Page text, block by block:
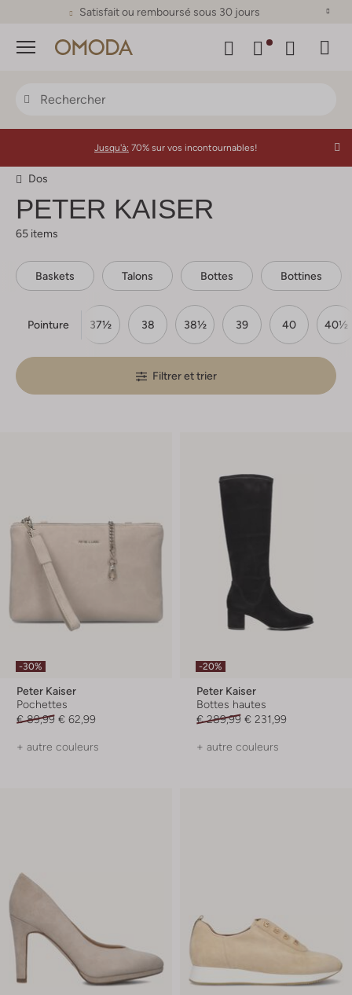
Satisfait ou remboursé sous 30 jours
Menu
Jusqu'à: 70% sur vos incontournables!
Dos
PETER KAISER
65 items
Baskets Talons Bottes Bottines
Pointure
37 37½ 38 38½ 39 40 40½
Filtrer et trier
-30%
Peter Kaiser
Pochettes
€ 89,99 € 62,99
+ autre couleurs
-20%
Peter Kaiser
Bottes hautes
€ 289,99 € 231,99
+ autre couleurs